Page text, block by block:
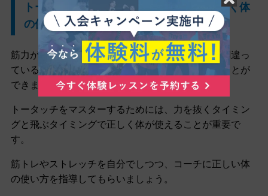
トータッチはジャンプ力や柔軟性だけでなく体
の使い方をマスターしよう
筋力があっても柔軟性があっても、体の使い方が間違っ
ていると、タイミングが合わないので綺麗に飛ぶことが
できません。
トータッチをマスターするためには、力を抜くタイミン
グと飛ぶタイミングで正しく体が使えることが重要で
す。
筋トレやストレッチを自分でしつつ、コーチに正しい体
の使い方を指導してもらいましょう。